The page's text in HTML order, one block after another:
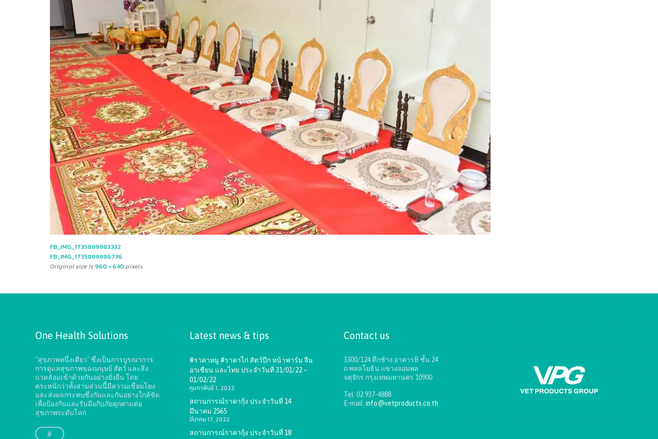
FB_IMG_1735899983332
FB_IMG_1735899986736
Original size is960 × 640 pixels
One Health Solutions
"สุขภาพหนึ่งเดียว" ซึ่งเป็นการบูรณาการ
การดูแลสุขภาพของมนุษย์ สัตว์ และสิ่ง
แวดล้อมเข้าด้วยกันอย่างยั่งยืนโดย
ตระหนักว่าทั้งสามส่วนนี้มีความเชื่อมโยง
และส่งผลกระทบซึ่งกันและกันอย่างใกล้ชิด
เพื่อป้องกันและรับมือกับภัยคุกคามต่อ
สุขภาพระดับโลก
#
Latest news & tips
#ราคาหมู #ราคาไก่ สัตว์ปีก หน้าฟาร์ม จีน
อาเชียน และไทย ประจำวันที่ 31/01/22 –
01/02/22
กุมภาพันธ์ 1, 2022
สถานการณ์ราคากุ้ง ประจำวันที่ 14
มีนาคม 2565
มีนาคม 17, 2022
สถานการณ์ราคากุ้ง ประจำวันที่ 18
Contact us
3300/124 ตึกช้าง อาคารB ชั้น 24
ถ.พหลโยธิน แขวงจอมพล
จตุจักร กรุงเทพมหานคร 10900
Tel: 02 937-4888
E-mail: info@vetproducts.co.th